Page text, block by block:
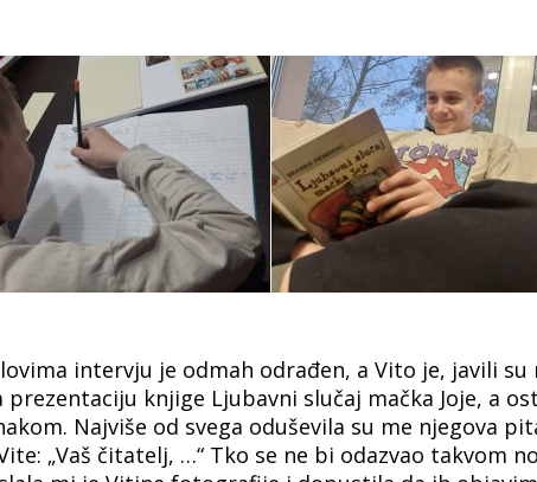
intervju je odmah odrađen, a Vito je, javili
knjige Ljubavni slučaj mačka Joje, a
Najviše od svega oduševila su me njegova
„Vaš čitatelj, …“ Tko se ne bi odazvao takvom